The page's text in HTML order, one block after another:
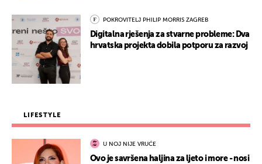
POKROVITELJ PHILIP MORRIS ZAGREB
Digitalna rješenja za stvarne probleme: Dva
hrvatska projekta dobila potporu za razvoj
LIFESTYLE
U NOJ NIJE VRUĆE
Ovo je savršena haljina za ljeto i more - nosi